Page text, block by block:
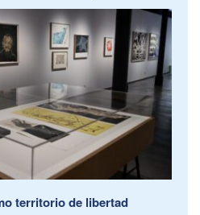
territorio de libertad